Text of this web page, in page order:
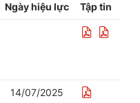
Ngày hiệu lực Tập tin
14/07/2025